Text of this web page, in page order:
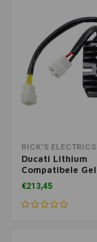
RICK'S ELECTRICS
Ducati Lithium
Compatibele
Regelaar
€213,45